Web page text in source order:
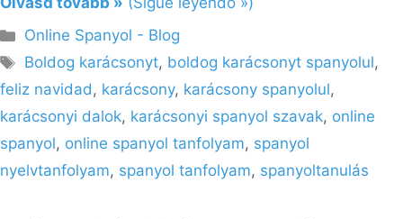
Kategória
Online Spanyol - Blog
Címkék
Boldog karácsonyt, boldog karácsonyt spanyolul,
feliz navidad, karácsony, karácsony spanyolul,
karácsonyi dalok, karácsonyi spanyol szavak, online
spanyol, online spanyol tanfolyam, spanyol
nyelvtanfolyam, spanyol tanfolyam, spanyoltanulás